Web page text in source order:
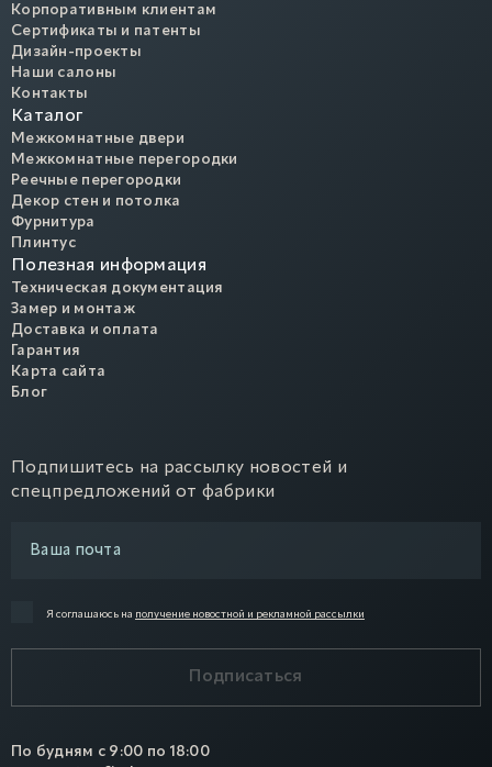
Корпоративным клиентам
Сертификаты и патенты
Дизайн-проекты
Наши салоны
Контакты
Каталог
Межкомнатные двери
Межкомнатные перегородки
Реечные перегородки
Декор стен и потолка
Фурнитура
Плинтус
Полезная информация
Техническая документация
Замер и монтаж
Доставка и оплата
Гарантия
Карта сайта
Блог
Подпишитесь на рассылку новостей и
спецпредложений от фабрики
Я соглашаюсь на получение новостной и рекламной рассылки
Подписаться
По будням с 9:00 по 18:00